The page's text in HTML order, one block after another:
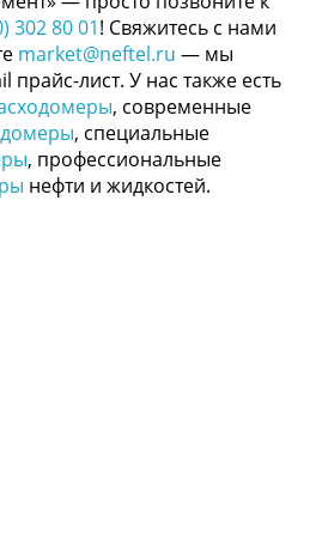
302 80 01! Свяжитесь с нами
market@neftel.ru — мы
лист. У нас также есть
, современные
, специальные
, профессиональные
нефти и жидкостей.